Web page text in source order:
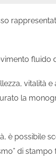
fluido
vitalità
la
è possibile
di stampo